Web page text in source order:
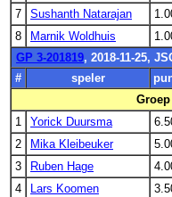
7
Sushanth Natarajan
8
Marnik Woldhuis
GP 3-201819, 2018-11-25,
#
speler
Groep
1
Yorick Duursma
2
Mika Kleibeuker
3
Ruben Hage
4
Lars Koomen